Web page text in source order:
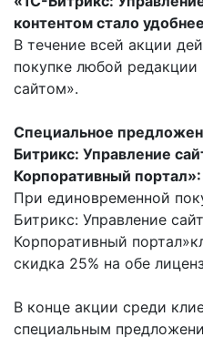
контентом стало удобнее
В течение всей акции
покупке любой
сайтом».
Специальное
Битрикс: Управление
Корпоративный
При единовременной
Битрикс: Управление
Корпоративный
скидка 25% на обе
В конце акции среди
специальным